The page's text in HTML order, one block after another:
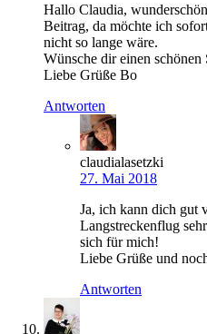
Hallo Claudia,
Beitrag, da möchte ich
nicht so lange wäre.
Wünsche dir einen schönen
Liebe Grüße Bo
Antworten
claudialasetzki
27. Mai 2018
Ja, ich kann dich gut
Langstreckenflug
sich für mich!
Liebe Grüße und
Antworten